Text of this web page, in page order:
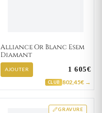
Alliance Or Blanc Esem
Diamant
AJOUTER 1 605€
CLUB 802,45€ →
GRAVURE